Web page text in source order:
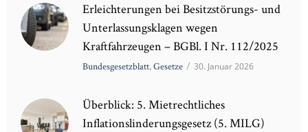
Erleichterungen bei Besitzstörungs- und
Unterlassungsklagen wegen
Kraftfahrzeugen – BGBl. I Nr. 112/2025
Bundesgesetzblatt,Gesetze / 30. Januar 2026
Überblick: 5. Mietrechtliches
Inflationslinderungsgesetz (5. MILG)